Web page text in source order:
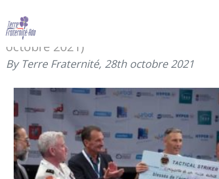
8e gala des sports de combat –
Extreme Fight For Heroes (16
octobre 2021)
By Terre Fraternité, 28th octobre 2021